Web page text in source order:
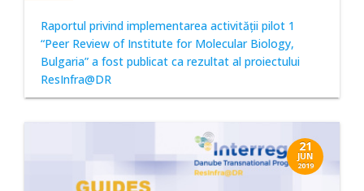
Raportul privind implementarea activităţii pilot 1
“Peer Review of Institute for Molecular Biology,
Bulgaria” a fost publicat ca rezultat al proiectului
ResInfra@DR
21
JUN
2019